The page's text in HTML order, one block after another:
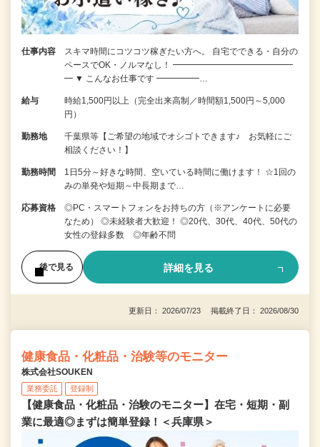
仕事内容
スキマ時間にコツコツ稼ぎたい方へ。 自宅でできる・自分の
ペースでOK・ノルマなし！ ━━━━━━━━━━━━━━
━ ▼ こんなお仕事です ━━━━━…
給与
時給1,500円以上（完全出来高制／時間額1,500円～5,000
円）
勤務地
千葉県等【ご希望の地域でオシゴトできます♪ お気軽にご
相談ください！】
勤務時間
1日5分～好きな時間、空いている時間に働けます！ ☆1回の
みの単発や短期～中長期まで…
応募資格
◎PC・スマートフォンをお持ちの方（※アンケートに必要
なため） ◎未経験者大歓迎！ ◎20代、30代、40代、50代の
女性の登録多数 ◎年齢不問
後で見る 詳細を見る
更新日： 2026/07/23 掲載終了日： 2026/08/30
健康食品・化粧品・治験等のモニター
株式会社SOUKEN
業務委託 登録制
【健康食品・化粧品・治験のモニター】在宅・短期・副
業に最適◎まずは簡単登録！＜兵庫県＞